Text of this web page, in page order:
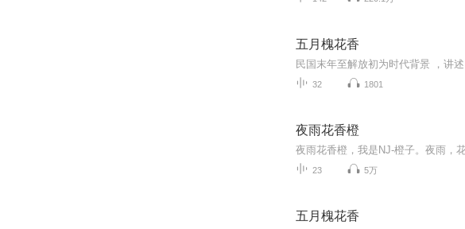
五月槐花香
32 1801
夜雨花香橙
23 5万
五月槐花香